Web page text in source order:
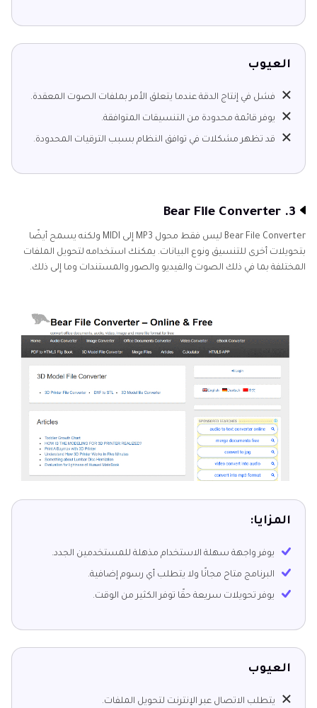
العيوب
فشل في إنتاج الدقة عندما يتعلق الأمر بملفات الصوت المعقدة.
يوفر قائمة محدودة من التنسيقات المتوافقة.
قد تظهر مشكلات في توافق النظام بسبب الترقيات المحدودة.
3. Bear File Converter
Bear File Converter ليس فقط محول MP3 إلى MIDI ولكنه يسمح أيضًا
بتحويلات أخرى للتنسيق ونوع البيانات. يمكنك استخدامه لتحويل الملفات
المختلفة بما في ذلك الصوت والفيديو والصور والمستندات وما إلى ذلك.
المزايا:
يوفر واجهة سهلة الاستخدام مذهلة للمستخدمين الجدد.
البرنامج متاح مجانًا ولا يتطلب أي رسوم إضافية.
يوفر تحويلات سريعة حقًا توفر الكثير من الوقت.
العيوب
يتطلب الاتصال عبر الإنترنت لتحويل الملفات.